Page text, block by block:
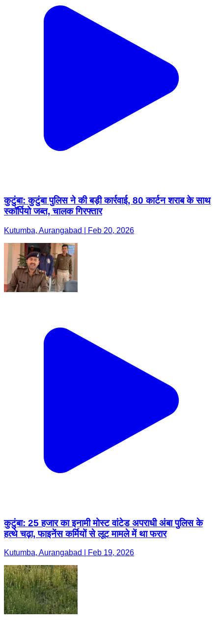
कुटुंबा: कुटुंबा पुलिस ने की बड़ी कार्रवाई, 80 कार्टन शराब के साथ
स्कॉर्पियो जब्त, चालक गिरफ्तार
Kutumba, Aurangabad | Feb 20, 2026
कुटुंबा: 25 हजार का इनामी मोस्ट वांटेड अपराधी अंबा पुलिस के
हत्थे चढ़ा, फाइनेंस कर्मियों से लूट मामले में था फरार
Kutumba, Aurangabad | Feb 19, 2026